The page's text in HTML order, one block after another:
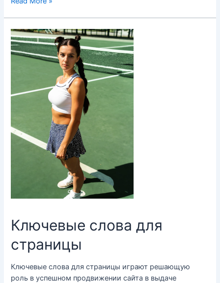
отправки
email
Ключевые слова для
страницы
Ключевые слова для страницы играют решающую
роль в успешном продвижении сайта в выдаче